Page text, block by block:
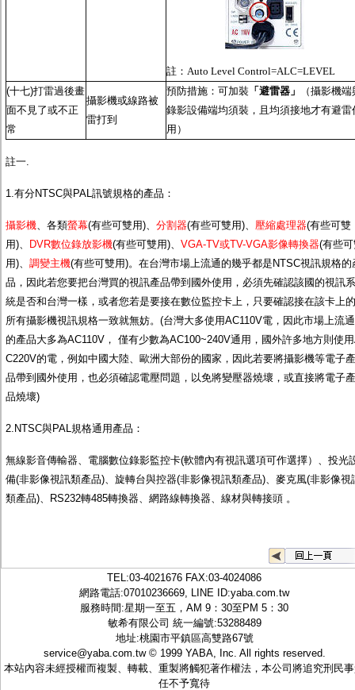
註： Auto Level Control=ALC=LEVEL
(十七)打雷過後畫
面不見了或不正
常
攝影機或線路被
雷打到
預防措施：可加裝 「避雷器」
（攝影機端
錄影設備端均須裝，且均須接地才有避雷
用）
註一.
1.有分NTSC與PAL訊號規格的產品：
攝影機 、各類螢幕(有些可雙用)、 分割器(有些可雙用)、 壓縮處理器(有些可雙
用)、
DVR數位錄放影機(有些可雙用)、 VGA-TV或TV-VGA影像轉換器(有些
用)、 調變主機(有些可雙用)。在台灣市場上流通的幾乎都是NTSC視訊規格的
品，因此若您要把台灣買的視訊產品帶到國外使用，必須先確認該國的視訊系
統是否和台灣一樣，或者您若是要接在數位監控卡上，只要確認接在該卡上的
所有攝影機視訊規格一致就無妨。(台灣大多使用AC110V電，因此市場上流通
的產品大多為AC110V， 僅有少數為AC100~240V通用，國外許多地方則使
C220V的電，例如中國大陸、歐洲大部份的國家，因此若要將攝影機等電子產
品帶到國外使用，也必須確認電壓問題，以免將變壓器燒壞，或直接將電子產
品燒壞)
2.NTSC與PAL規格通用產品：
無線影音傳輸器、電腦數位錄影監控卡(軟體內有視訊選項可作選擇）、投光
備(非影像視訊類產品)、旋轉台與控器(非影像視訊類產品)、麥克風(非影像視
類產品)、RS232轉485轉換器、網路線轉換器、線材與轉接頭 。
TEL:03-4021676 FAX:03-4024086
網路電話:07010236669, LINE ID:yaba.com.tw
服務時間:星期一至五，AM 9：30至PM 5：30
敏希有限公司 統一編號:53288489
地址:桃園市平鎮區高雙路67號
service@yaba.com.tw© 1999 YABA, Inc. All rights reserved.
本站內容未經授權而複製、轉載、重製將觸犯著作權法，本公司將追究刑民
任不予寬待